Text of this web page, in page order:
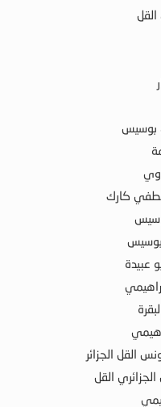
بوسيس
كارك
بوسيس
عبيدة
القل الجزائر
القل